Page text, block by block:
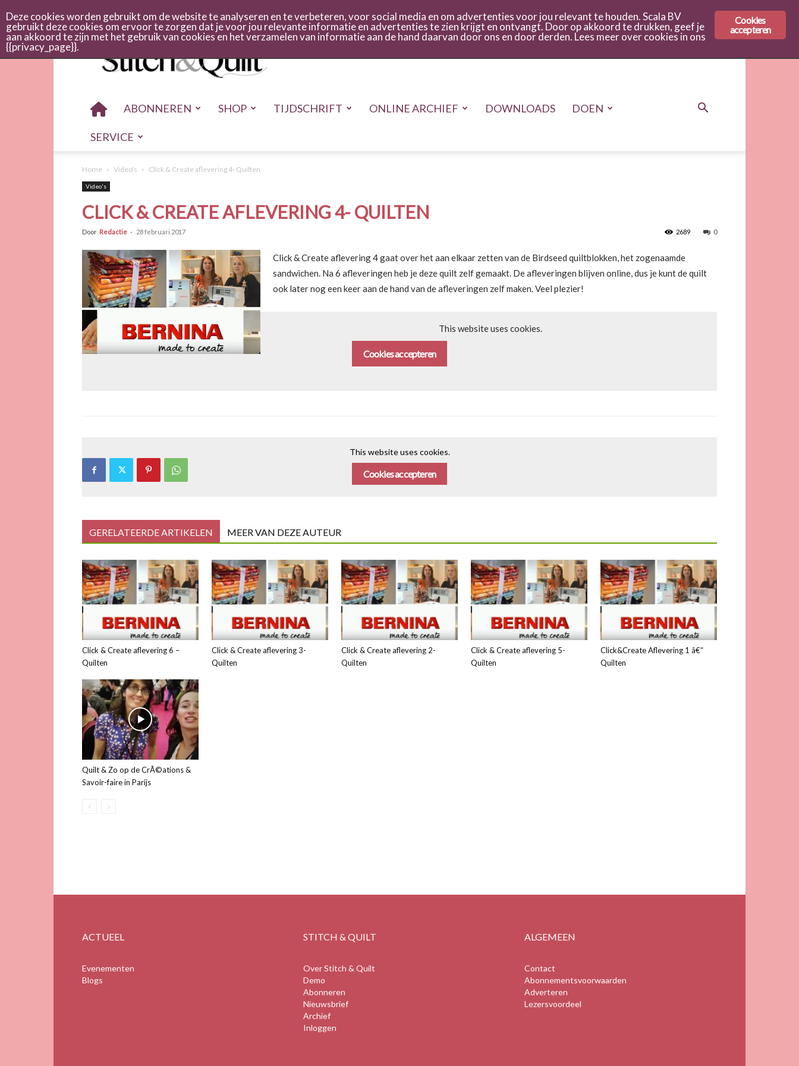
Stitch
quilt
ABONNEREN SHOP TIJDSCHRIFT ONLINE ARCHIEF DOWNLOADS DOEN
SERVICE
Home Video's Click & Create aflevering 4- Quilten
Video's
CLICK & CREATE AFLEVERING 4- QUILTEN
Door Redactie - 28 februari 2017 0
2689
Click & Create aflevering 4 gaat over het aan elkaar zetten van de Birdseed quiltblokken, het zogenaamde
sandwichen. Na 6 afleveringen heb je deze quilt zelf gemaakt. De afleveringen blijven online, dus je kunt de quilt
ook later nog een keer aan de hand van de afleveringen zelf maken. Veel plezier!
This website uses cookies.
Cookies accepteren
This website uses cookies.
Cookies accepteren
GERELATEERDE ARTIKELEN MEER VAN DEZE AUTEUR
Click & Create aflevering 6 –
Quilten
Click & Create aflevering 3-
Quilten
Click & Create aflevering 2-
Quilten
Click & Create aflevering 5-
Quilten
Click&Create Aflevering 1 â€“
Quilten
Quilt & Zo op de CrÃ©ations &
Savoir-faire in Parijs
ACTUEEL
Evenementen
Blogs
STITCH & QUILT
Over Stitch & Quilt
Demo
Abonneren
Nieuwsbrief
Archief
Inloggen
ALGEMEEN
Contact
Abonnementsvoorwaarden
Adverteren
Lezersvoordeel
Cookies
accepteren
Deze cookies worden gebruikt om de website te analyseren en te verbeteren, voor social media en om advertenties voor jou relevant te houden. Scala BV
gebruikt deze cookies om ervoor te zorgen dat je voor jou relevante informatie en advertenties te zien krijgt en ontvangt. Door op akkoord te drukken, geef je
aan akkoord te zijn met het gebruik van cookies en het verzamelen van informatie aan de hand daarvan door ons en door derden. Lees meer over cookies in ons
{{privacy_page}}.